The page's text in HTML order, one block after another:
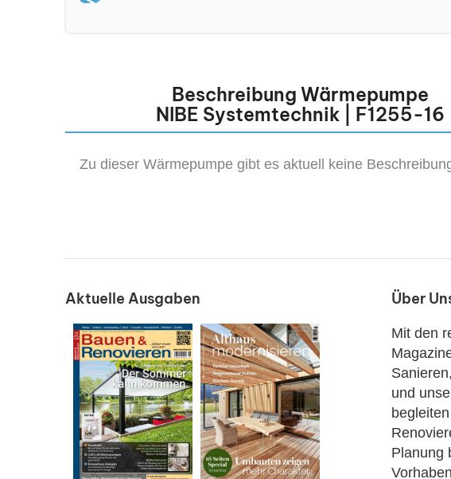
Beschreibung Wärmepumpe
NIBE Systemtechnik | F1255-16
Zu dieser Wärmepumpe gibt es aktuell keine
Aktuelle Ausgaben Über
Mit den
und
Planung